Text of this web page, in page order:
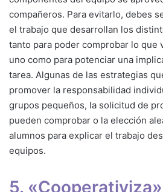
compañeros. Para evitarlo, debes
el trabajo que desarrollan los
tanto para poder comprobar lo que
uno como para potenciar una
tarea. Algunas de las estrategias
promover la responsabilidad
grupos pequeños, la solicitud de
pueden comprobar o la elección
alumnos para explicar el trabajo
equipos.
5.